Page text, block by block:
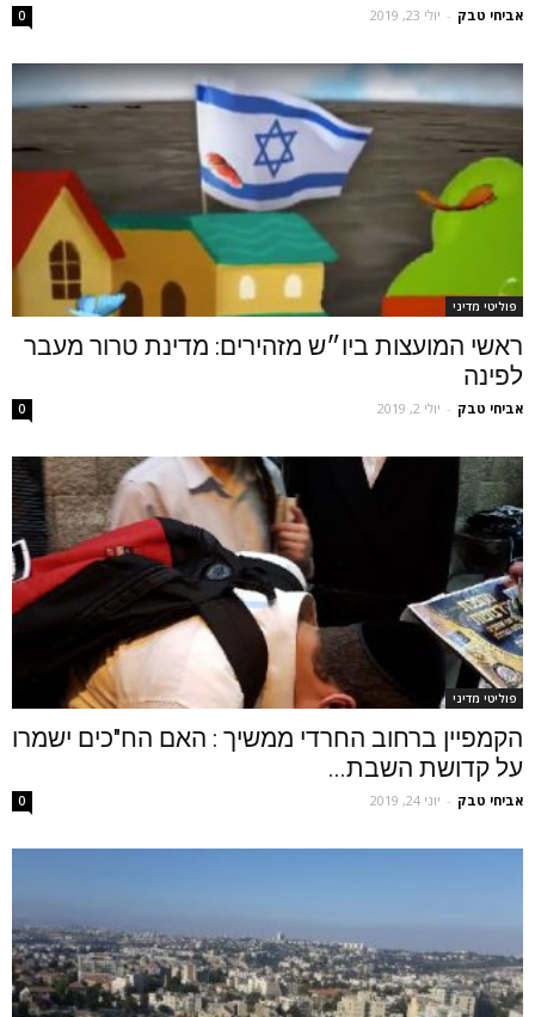
אביחי טבק - יולי 23, 2019 0
פוליטי מדיני
ראשי המועצות ביו״ש מזהירים: מדינת טרור מעבר
לפינה
אביחי טבק - יולי 2, 2019 0
פוליטי מדיני
הקמפיין ברחוב החרדי ממשיך : האם הח"כים ישמרו
על קדושת השבת...
אביחי טבק - יוני 24, 2019 0